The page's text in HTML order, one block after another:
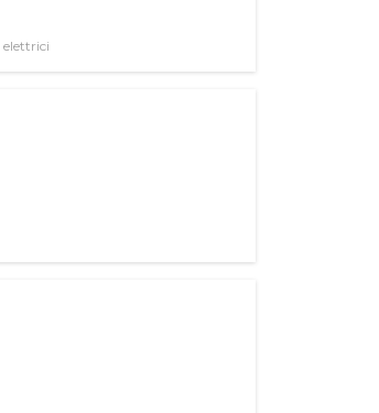
elettrici